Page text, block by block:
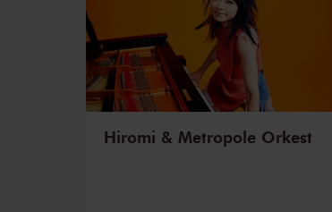
Hiromi & Metropole Orkest